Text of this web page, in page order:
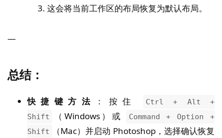
这会将当前工作区的布局恢复为默认布局。
—
总结：
快捷键方法 ：按住
Ctrl + Alt +
Shift
（Windows）或
Command + Option +
Shift
（Mac）并启动 Photoshop，选择确认恢复